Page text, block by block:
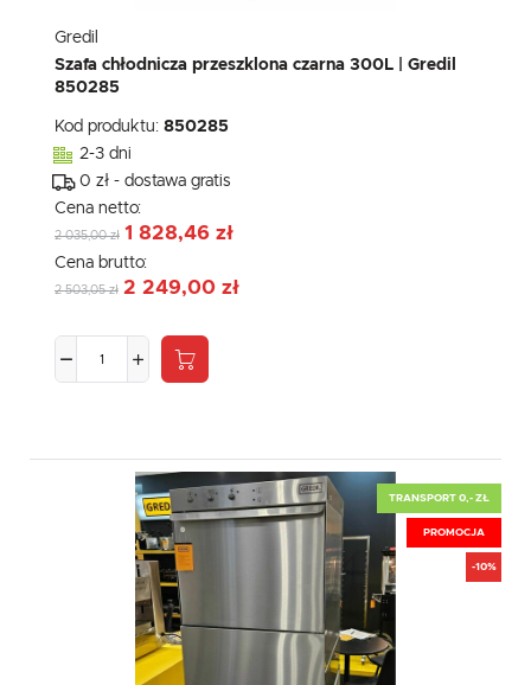
Gredil
Szafa chłodnicza przeszklona czarna 300L | Gredil
850285
Kod produktu: 850285
2-3 dni
0 zł - dostawa gratis
Cena netto:
2 035,00 zł 1 828,46 zł
Cena brutto:
2 503,05 zł 2 249,00 zł
TRANSPORT 0,- ZŁ
PROMOCJA
-10%